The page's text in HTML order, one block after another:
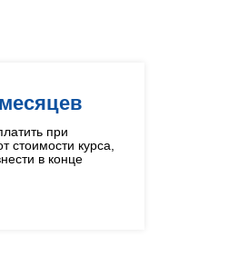
при
стоимости курса,
в конце